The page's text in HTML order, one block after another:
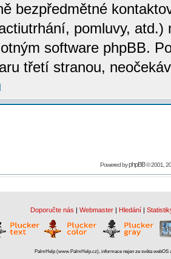
bezpředmětné
pomluvy,
software phpBB.
třetí stranou,
Powered byphpBB© 2001,
Doporučte nás | Webmaster | Hledání |
PalmHelp (www.PalmHelp.cz), informace nejen ze světa